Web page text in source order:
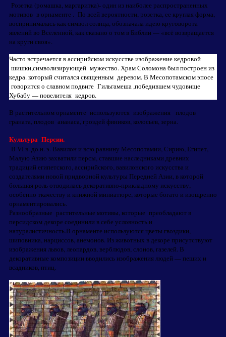
Розетка (ромашка, маргаритка)- один из наиболее распространенных
мотивов в орнаменте . По всей вероятности, розетка, ее круглая форма,
воспринималась как символ солнца, обозначала идею круговорота
явлений во Вселенной, как сказано о том в Библии — «всё возвращается
на круги своя».
Часто встречается в ассирийском искусстве изображение кедровой
шишки,символизирующей мужество. Храм Соломона был построен из
кедра. который считался священным деревом. В Месопотамском эпосе
говорится о славном подвиге Гильгамеша ,победившем чудовище
Хубабу — повелителя кедров.
В растительном орнаменте используются изображения плодов
граната, плодов ананаса, гроздей фиников, колосьев, зерна.
Культура Персии.
В VI в. до н. э. Вавилон и всю равнину Месопотамии, Сирию, Египет,
Малую Азию захватили персы, ставшие наследниками древних
традиций египетского, ассирийского, вавилонского искусства и
создателями новой придворной культуры Передней Азии, в которой
большая роль отводилась декоративно-прикладному искусству,
особенно ткачеству и книжной миниатюре, которые богато и изощренно
орнаментировались.
Разнообразные растительные мотивы, которые преобладают в
персидском декоре соединили в себе условность и
натуралистичность.В орнаменте используются цветы гвоздики,
шиповника, нарциссов, анемонов. Из животных в декоре присутствуют
изображения львов, леопардов, верблюдов, слонов, газелей. В
декоративные композиции вводились изображения людей — пеших и
всадников, птиц.